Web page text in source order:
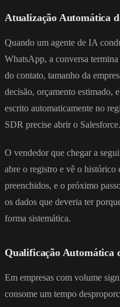
Atualização Automática
Quando um agente de IA
WhatsApp, a conversa
do contato, tamanho da
decisão, orçamento estimado,
escrito automaticamente no
SDR precise abrir o Salesforce.
O vendedor que chegar a
abre o registro e vê o histórico
preenchidos, e o próximo
os dados que deveria ter
forma sistemática.
Qualificação Automática
Em empresas com volume
consome um tempo